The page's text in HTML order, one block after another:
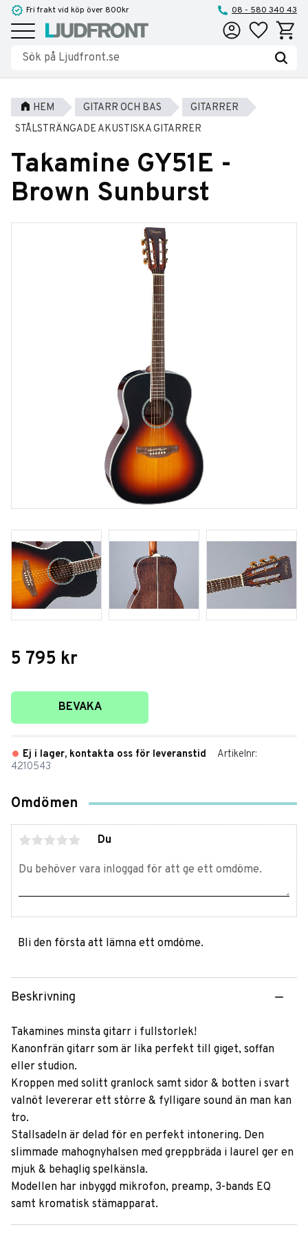
Meny
Fri frakt vid köp över 800kr 08 - 580 340 43
Favoriter
HEM GITARR OCH BAS
GITARRER
STÅLSTRÄNGADE AKUSTISKA GITARRER
Takamine GY51E -
Brown Sunburst
5 795 kr
Lägg till i favoriter
BEVAKA
Ej i lager, kontakta oss för leveranstid
Artikelnr
4210543
Omdömen
Du
Bli den första att lämna ett omdöme.
Beskrivning
Takamines minsta gitarr i fullstorlek!
Kanonfrän gitarr som är lika perfekt till giget, soffan
eller studion.
Kroppen med solitt granlock samt sidor & botten i svart
valnöt levererar ett större & fylligare sound än man kan
tro.
Stallsadeln är delad för en perfekt intonering. Den
slimmade mahognyhalsen med greppbräda i laurel ger en
mjuk & behaglig spelkänsla.
Modellen har inbyggd mikrofon, preamp, 3-bands EQ
samt kromatisk stämapparat.